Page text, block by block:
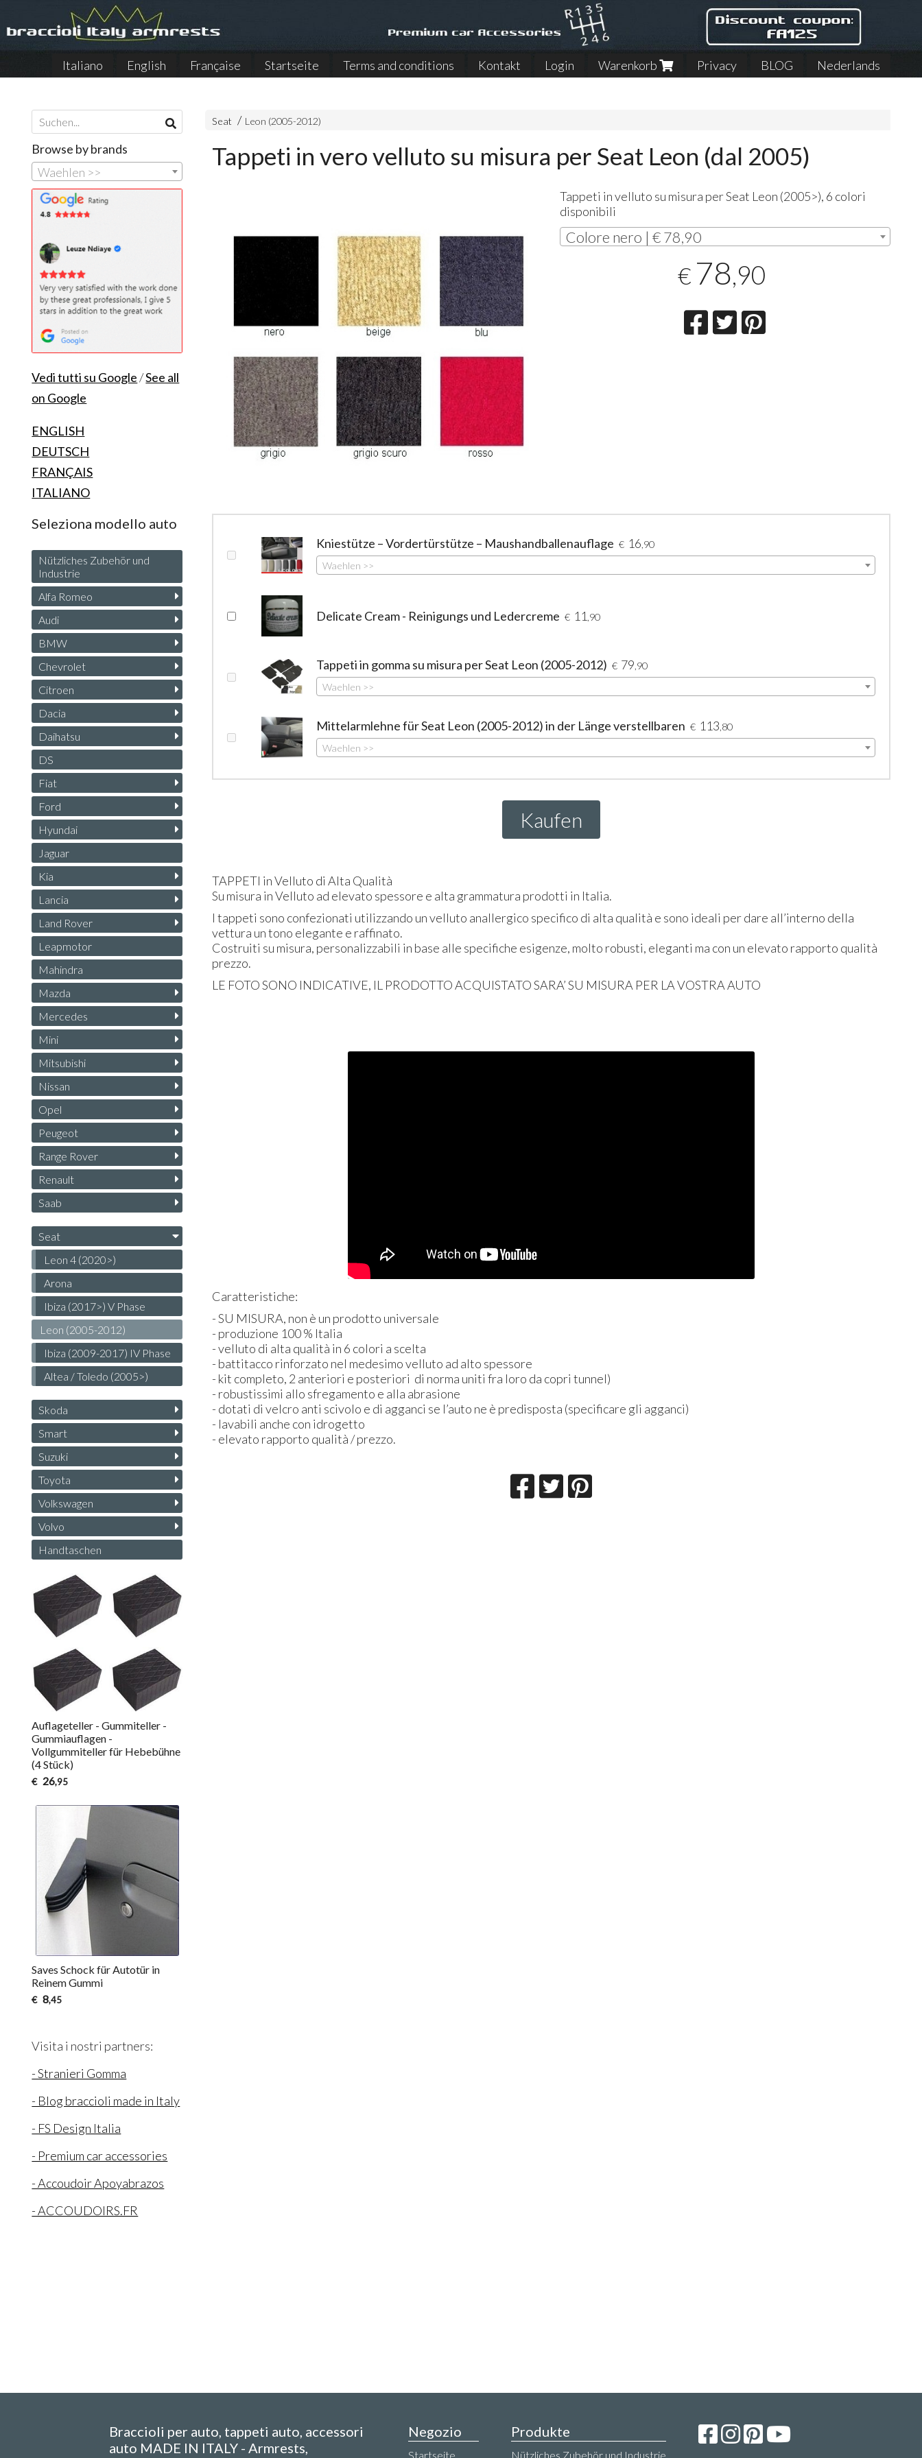
Italiano English Française Startseite Terms and conditions Kontakt Login Warenkorb Privacy BLOG Nederlands
Seat Leon (2005-2012)
Tappeti in vero velluto su misura per Seat Leon (dal 2005)
Tappeti in velluto su misura per Seat Leon (2005>), 6 colori
disponibili
Colore nero | € 78,90
€ 78,90
Kniestütze – Vordertürstütze – Maushandballenauflage € 16 ,90
Waehlen >>
Delicate Cream - Reinigungs und Ledercreme € 11 ,90
Tappeti in gomma su misura per Seat Leon (2005-2012) € 79 ,90
Waehlen >>
Mittelarmlehne für Seat Leon (2005-2012) in der Länge verstellbaren € 113 ,80
Waehlen >>
Kaufen
TAPPETI in Velluto di Alta Qualità
Su misura in Velluto ad elevato spessore e alta grammatura prodotti in Italia.
I tappeti sono confezionati utilizzando un velluto anallergico specifico di alta qualità e sono ideali per dare all’interno della
vettura un tono elegante e raffinato.
Costruiti su misura, personalizzabili in base alle specifiche esigenze, molto robusti, eleganti ma con un elevato rapporto qualità
prezzo.
LE FOTOSONO INDICATIVE, IL PRODOTTOACQUISTATOSARA’ SU MISURA PER LAVOSTRAAUTO
Caratteristiche:
- SU MISURA, non è un prodotto universale
- produzione 100 % Italia
- velluto di alta qualità in 6 colori a scelta
- battitacco rinforzato nel medesimo velluto ad alto spessore
- kit completo, 2 anteriori e posteriori di norma uniti fra loro da copri tunnel)
- robustissimi allo sfregamento e alla abrasione
- dotati di velcro anti scivolo e di agganci se l’auto ne è predisposta (specificare gli agganci)
- lavabili anche con idrogetto
- elevato rapporto qualità / prezzo.
Browse by brands
Waehlen >>
Vedi tutti su Google/See all
on Google
ENGLISH
DEUTSCH
FRANÇAIS
ITALIANO
Seleziona modello auto
Nützliches Zubehör und
Industrie
Alfa Romeo
Audi
BMW
Chevrolet
Citroen
Dacia
Daihatsu
DS
Fiat
Ford
Hyundai
Jaguar
Kia
Lancia
Land Rover
Leapmotor
Mahindra
Mazda
Mercedes
Mini
Mitsubishi
Nissan
Opel
Peugeot
Range Rover
Renault
Saab
Seat
Leon 4 (2020>)
Arona
Ibiza (2017>) V Phase
Leon (2005-2012)
Ibiza (2009-2017) IV Phase
Altea / Toledo (2005>)
Skoda
Smart
Suzuki
Toyota
Volkswagen
Volvo
Handtaschen
Auflageteller - Gummiteller -
Gummiauflagen -
Vollgummiteller für Hebebühne
(4 Stück)
€ 26,95
Saves Schock für Autotür in
Reinem Gummi
€ 8,45
Visita i nostri partners:
- Stranieri Gomma
- Blog braccioli made in Italy
- FS Design Italia
- Premium car accessories
- Accoudoir Apoyabrazos
- ACCOUDOIRS.FR
Braccioli per auto, tappeti auto, accessori
auto MADE IN ITALY - Armrests,
Negozio
Startseite
Produkte
Nützliches Zubehör und Industrie